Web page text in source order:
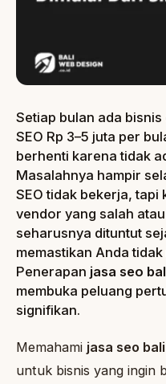
Setiap bulan ada
SEO Rp 3–5 juta per
berhenti karena tidak
Masalahnya hampir
SEO tidak bekerja, tapi
vendor yang salah
seharusnya dituntut
memastikan Anda
Penerapan jasa seo
membuka peluang
signifikan.
Memahami jasa seo bali
untuk bisnis yang ingin